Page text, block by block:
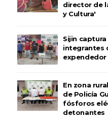
director de
y Cultura'
Sijin
integrantes
En zona
de Policía
fósforos
detonantes